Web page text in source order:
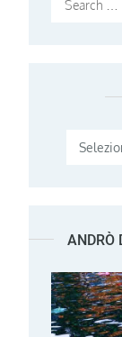
Categorie
ANDRÒ